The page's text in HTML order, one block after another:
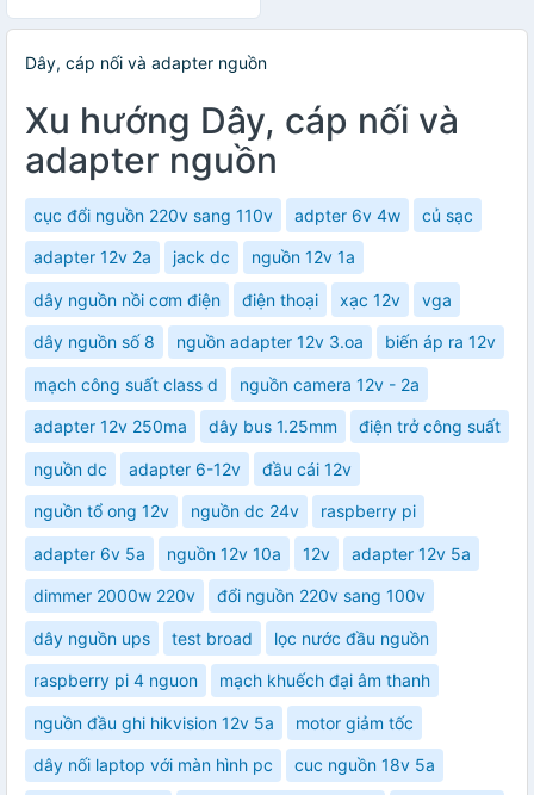
Dây, cáp nối và adapter nguồn
Xu hướng Dây, cáp nối và
adapter nguồn
cục đổi nguồn 220v sang 110v adpter 6v 4w củ sạc
adapter 12v 2a jack dc nguồn 12v 1a
dây nguồn nồi cơm điện điện thoại xạc 12v vga
dây nguồn số 8 nguồn adapter 12v 3.oa biến áp ra 12v
mạch công suất class d nguồn camera 12v - 2a
adapter 12v 250ma dây bus 1.25mm điện trở công suất
nguồn dc adapter 6-12v đầu cái 12v
nguồn tổ ong 12v nguồn dc 24v raspberry pi
adapter 6v 5a nguồn 12v 10a 12v adapter 12v 5a
dimmer 2000w 220v đổi nguồn 220v sang 100v
dây nguồn ups test broad lọc nước đầu nguồn
raspberry pi 4 nguon mạch khuếch đại âm thanh
nguồn đầu ghi hikvision 12v 5a motor giảm tốc
dây nối laptop với màn hình pc cuc nguồn 18v 5a